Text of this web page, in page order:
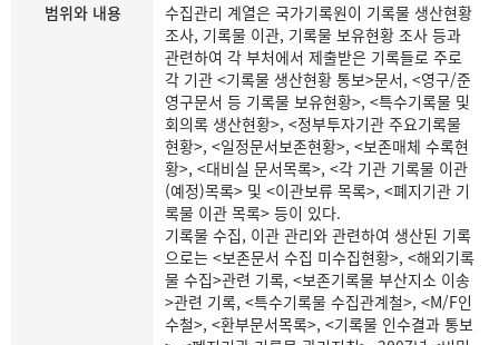
범위와 내용
수집관리 계열은 국가기록원이 기록물 생산현황
조사, 기록물 이관, 기록물 보유현황 조사 등과
관련하여 각 부처에서 제출받은 기록들로 주로
각 기관 <기록물 생산현황 통보>문서, <영구/준
영구문서 등 기록물 보유현황>, <특수기록물 및
회의록 생산현황>, <정부투자기관 주요기록물
현황>, <일정문서보존현황>, <보존매체 수록현
황>, <대비실 문서목록>, <각 기관 기록물 이관
(예정)목록> 및 <이관보류 목록>, <폐지기관 기
록물 이관 목록> 등이 있다.
기록물 수집, 이관 관리와 관련하여 생산된 기록
으로는 <보존문서 수집 미수집현황>, <해외기록
물 수집>관련 기록, <보존기록물 부산지소 이송
>관련 기록, <특수기록물 수집관계철>, <M/F인
수철>, <환부문서목록>, <기록물 인수결과 통보